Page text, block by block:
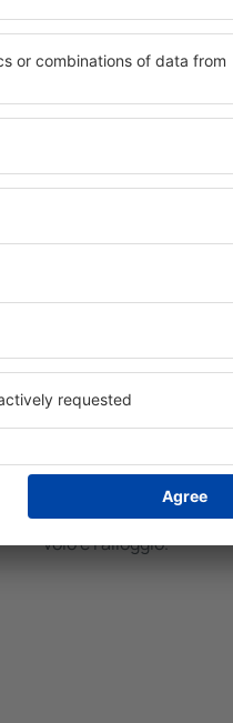
Quali servizi
Gli hotel in Rifle
gli ospiti. I più comuni
benessere con SPA,
commerciale, zona
gratuito e opuscoli
interessanti della
trasporto da e per
visitare i luoghi di
Quanto costa
Il prezzo per notte in
classificazione a stelle
un hotel di medio
Gli hotel a cinque
duecento euro a
economica, dai
eSkyTravel.it che ti
volo e l'alloggio.